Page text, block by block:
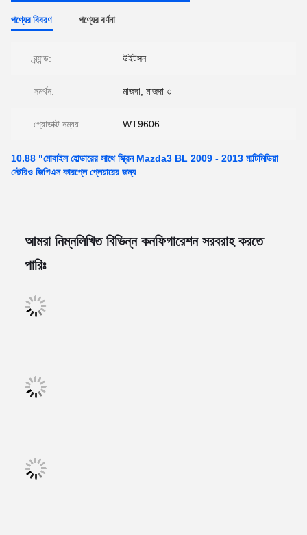
পণ্যের বিবরণ পণ্যের বর্ণনা
ব্র্যান্ড: উইটসন
সমর্থন: মাজদা, মাজদা ৩
প্রোডাক্ট নম্বর: WT9606
10.88 "মোবাইল হোল্ডারের সাথে স্ক্রিন Mazda3 BL 2009 - 2013 মাল্টিমিডিয়া
স্টেরিও জিপিএস কারপ্লে প্লেয়ারের জন্য
আমরা নিম্নলিখিত বিভিন্ন কনফিগারেশন সরবরাহ করতে
পারিঃ